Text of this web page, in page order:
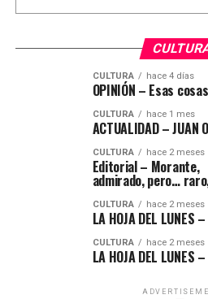
CULTURA hace 4 días
OPINIÓN – Esas
CULTURA hace 1 mes
ACTUALIDAD – JUAN
CULTURA hace 2 meses
Editorial – Morante,
admirado, pero…
CULTURA hace 2 meses
LA HOJA DEL LUNES
CULTURA hace 2 meses
LA HOJA DEL LUNES